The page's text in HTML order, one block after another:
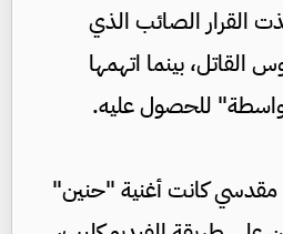
القرار الصائب الذي
القاتل، بينما اتهمها
للحصول عليه.
مقدسي كانت أغنية "حنين"